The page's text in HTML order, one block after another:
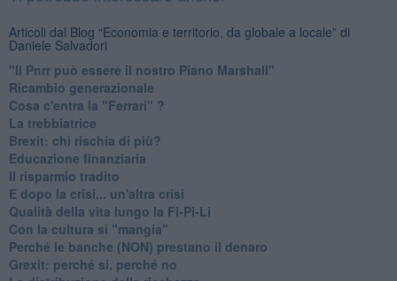
Articoli dal Blog “Economia e territorio, da globale a locale” di
Daniele Salvadori
"Il Pnrr può essere il nostro Piano Marshall"
Ricambio generazionale
Cosa c'entra la "Ferrari" ?
La trebbiatrice
Brexit: chi rischia di più?
Educazione finanziaria
Il risparmio tradito
E dopo la crisi... un'altra crisi
Qualità della vita lungo la Fi-Pi-Li
​Con la cultura si "mangia"
​Perché le banche (NON) prestano il denaro
Grexit: perché si, perché no